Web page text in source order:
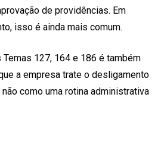
de providências. Em
isso é ainda mais comum.
127, 164 e 186 é também
a empresa trate o desligamento
como uma rotina administrativa